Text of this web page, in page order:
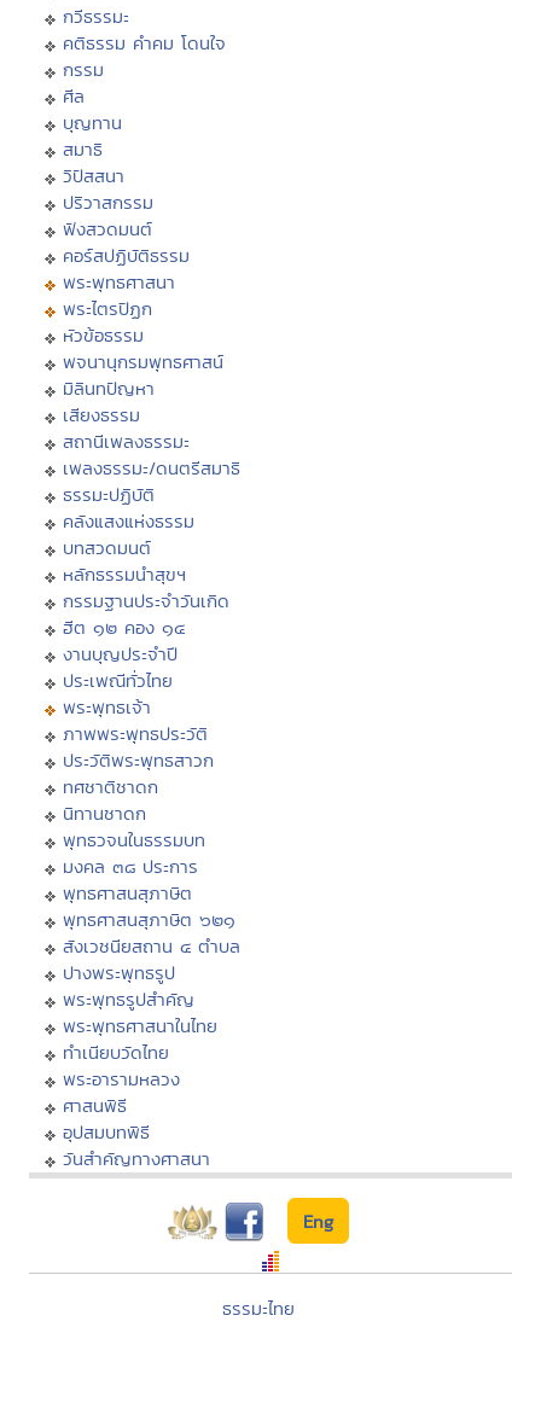
กวีธรรมะ
คติธรรม คำคม โดนใจ
กรรม
ศีล
บุญทาน
สมาธิ
วิปัสสนา
ปริวาสกรรม
ฟังสวดมนต์
คอร์สปฏิบัติธรรม
พระพุทธศาสนา
พระไตรปิฏก
หัวข้อธรรม
พจนานุกรมพุทธศาสน์
มิลินทปัญหา
เสียงธรรม
สถานีเพลงธรรมะ
เพลงธรรมะ/ดนตรีสมาธิ
ธรรมะปฏิบัติ
คลังแสงแห่งธรรม
บทสวดมนต์
หลักธรรมนำสุขฯ
กรรมฐานประจำวันเกิด
ฮีต ๑๒ คอง ๑๔
งานบุญประจำปี
ประเพณีทั่วไทย
พระพุทธเจ้า
ภาพพระพุทธประวัติ
ประวัติพระพุทธสาวก
ทศชาติชาดก
นิทานชาดก
พุทธวจนในธรรมบท
มงคล ๓๘ ประการ
พุทธศาสนสุภาษิต
พุทธศาสนสุภาษิต ๖๒๑
สังเวชนียสถาน ๔ ตำบล
ปางพระพุทธรูป
พระพุทธรูปสำคัญ
พระพุทธศาสนาในไทย
ทำเนียบวัดไทย
พระอารามหลวง
ศาสนพิธี
อุปสมบทพิธี
วันสำคัญทางศาสนา
Eng
ธรรมะไทย